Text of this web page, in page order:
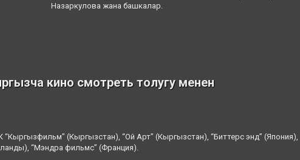
Назаркулова жана башкалар.
кино смотреть толугу менен
“Кыргызфильм” (Кыргызстан), “Ой Арт” (Кыргызстан), “Биттерс энд” (Япония),
“Мэндра фильмс” (Франция).